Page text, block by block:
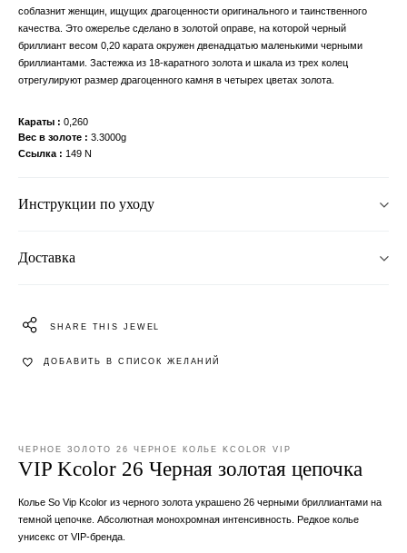
соблазнит женщин, ищущих драгоценности оригинального и таинственного
качества. Это ожерелье сделано в золотой оправе, на которой черный
бриллиант весом 0,20 карата окружен двенадцатью маленькими черными
бриллиантами. Застежка из 18-каратного золота и шкала из трех колец
отрегулируют размер драгоценного камня в четырех цветах золота.
Караты
0,260
Вес в золоте
3.3000g
Ссылка
149 N
Инструкции по уходу
Доставка
SHARE THIS JEWEL
ДОБАВИТЬ В СПИСОК ЖЕЛАНИЙ
ЧЕРНОЕ ЗОЛОТО 26 ЧЕРНОЕ КОЛЬЕ KCOLOR VIP
VIP Kcolor 26 Черная золотая цепочка
Колье So Vip Kcolor из черного золота украшено 26 черными бриллиантами на
темной цепочке. Абсолютная монохромная интенсивность. Редкое колье
унисекс от VIP-бренда.